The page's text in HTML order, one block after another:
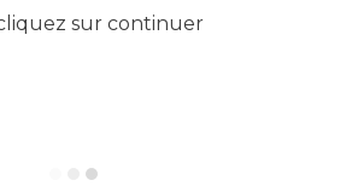
sur continuer